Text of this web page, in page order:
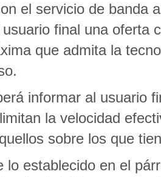
el servicio de banda
final una oferta
que admita la
informar al usuario
la velocidad
sobre los que
lo establecido en el